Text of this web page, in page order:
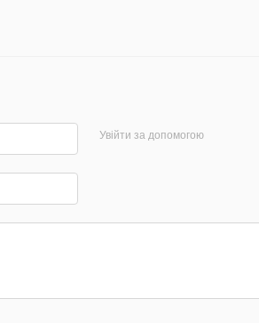
Увійти за допомогою